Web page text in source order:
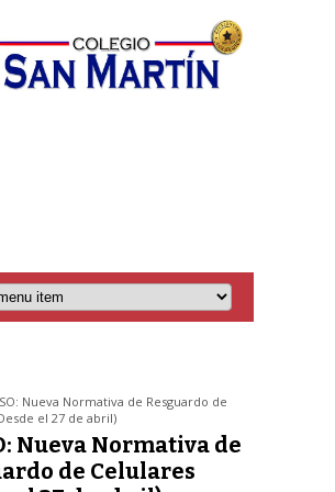
Nueva Normativa de Resguardo de
el 27 de abril)
Nueva Normativa de
de Celulares